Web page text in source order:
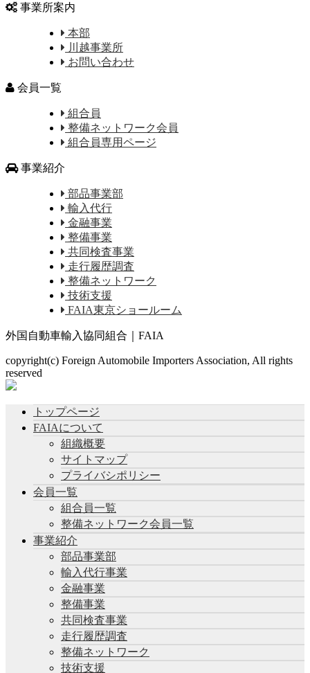
事業所案内
本部
川越事業所
お問い合わせ
会員一覧
組合員
整備ネットワーク会員
組合員専用ページ
事業紹介
部品事業部
輸入代行
金融事業
整備事業
共同検査事業
走行履歴調査
整備ネットワーク
技術支援
FAIA東京ショールーム
外国自動車輸入協同組合｜FAIA
copyright(c) Foreign Automobile Importers Association, All rights
reserved
トップページ
FAIAについて
組織概要
サイトマップ
プライバシポリシー
会員一覧
組合員一覧
整備ネットワーク会員一覧
事業紹介
部品事業部
輸入代行事業
金融事業
整備事業
共同検査事業
走行履歴調査
整備ネットワーク
技術支援